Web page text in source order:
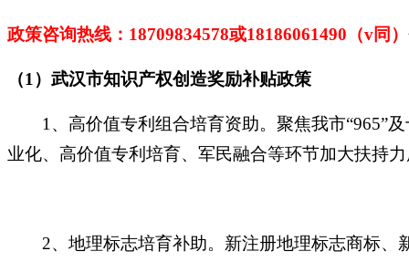
政策咨询热线： 18709834578或18186061490 （v同）
（1）武汉市知识产权创造奖励补贴政策
1、高价值专利组合培育资助。聚焦我市“965”
业化、高价值专利培育、军民融合等环节加大扶持
2、地理标志培育补助。新注册地理标志商标